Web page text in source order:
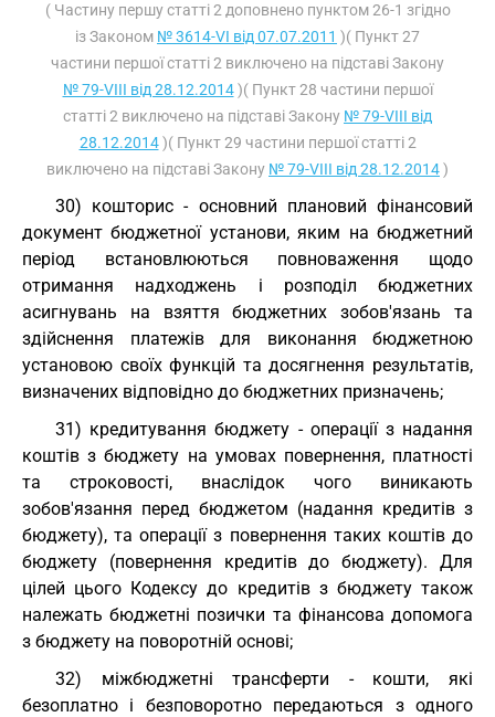
( Частину першу статті 2 доповнено пунктом 26-1 згідно
із Законом № 3614-VI від 07.07.2011 )( Пункт 27
частини першої статті 2 виключено на підставі Закону
№ 79-VIII від 28.12.2014)( Пункт 28 частини першої
статті 2 виключено на підставі Закону № 79-VIII від
28.12.2014)( Пункт 29 частини першої статті 2
виключено на підставі Закону № 79-VIII від 28.12.2014)
30) кошторис - основний плановий фінансовий
документ бюджетної установи, яким на бюджетний
період встановлюються повноваження щодо
отримання надходжень і розподіл бюджетних
асигнувань на взяття бюджетних зобов'язань та
здійснення платежів для виконання бюджетною
установою своїх функцій та досягнення результатів,
визначених відповідно до бюджетних призначень;
31) кредитування бюджету - операції з надання
коштів з бюджету на умовах повернення, платності
та строковості, внаслідок чого виникають
зобов'язання перед бюджетом (надання кредитів з
бюджету), та операції з повернення таких коштів до
бюджету (повернення кредитів до бюджету). Для
цілей цього Кодексу до кредитів з бюджету також
належать бюджетні позички та фінансова допомога
з бюджету на поворотній основі;
32) міжбюджетні трансферти - кошти, які
безоплатно і безповоротно передаються з одного